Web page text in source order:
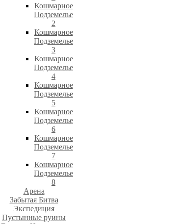
Кошмарное
Подземелье
2
Кошмарное
Подземелье
3
Кошмарное
Подземелье
4
Кошмарное
Подземелье
5
Кошмарное
Подземелье
6
Кошмарное
Подземелье
7
Кошмарное
Подземелье
8
Арена
Забытая Битва
Экспедиция
Пустынные руины